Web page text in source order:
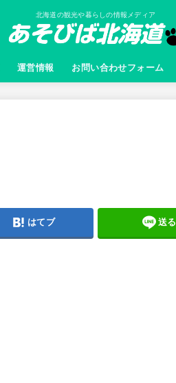
北海道の観光や暮らしの情報メディア
運営情報 お問い合わせフォーム
はてブ 送る